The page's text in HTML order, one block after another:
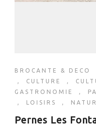
BROCANTE & DECO
, CULTURE ,
GASTRONOMIE
,
, LOISIRS ,
Pernes Les